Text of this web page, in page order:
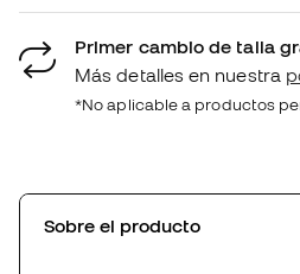
Primer cambio de talla
Más detalles en nuestra
*No aplicable a productos
Sobre el producto